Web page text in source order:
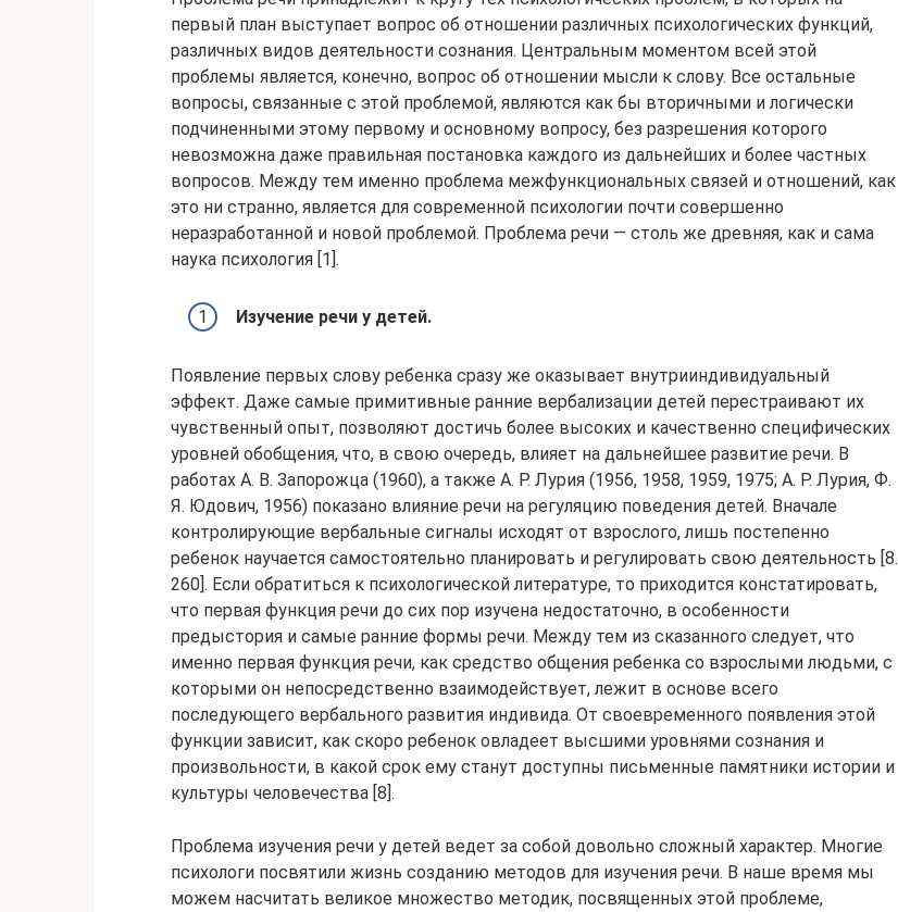
первый план выступает вопрос об отношении различных психологических функций,
различных видов деятельности сознания. Центральным моментом всей этой
проблемы является, конечно, вопрос об отношении мысли к слову. Все остальные
вопросы, связанные с этой проблемой, являются как бы вторичными и логически
подчиненными этому первому и основному вопросу, без разрешения которого
невозможна даже правильная постановка каждого из дальнейших и более частных
вопросов. Между тем именно проблема межфункциональных связей и отношений, как
это ни странно, является для современной психологии почти совершенно
неразработанной и новой проблемой. Проблема речи — столь же древняя, как и сама
наука психология [1].
Изучение речи у детей.
Появление первых слову ребенка сразу же оказывает внутрииндивидуальный
эффект. Даже самые примитивные ранние вербализации детей перестраивают их
чувственный опыт, позволяют достичь более высоких и качественно специфических
уровней обобщения, что, в свою очередь, влияет на дальнейшее развитие речи. В
работах А. В. Запорожца (1960), а также А. Р. Лурия (1956, 1958, 1959, 1975; А. Р. Лурия, Ф.
Я. Юдович, 1956) показано влияние речи на регуляцию поведения детей. Вначале
контролирующие вербальные сигналы исходят от взрослого, лишь постепенно
ребенок научается самостоятельно планировать и регулировать свою деятельность [8.
260]. Если обратиться к психологической литературе, то приходится констатировать,
что первая функция речи до сих пор изучена недостаточно, в особенности
предыстория и самые ранние формы речи. Между тем из сказанного следует, что
именно первая функция речи, как средство общения ребенка со взрослыми людьми, с
которыми он непосредственно взаимодействует, лежит в основе всего
последующего вербального развития индивида. От своевременного появления этой
функции зависит, как скоро ребенок овладеет высшими уровнями сознания и
произвольности, в какой срок ему станут доступны письменные памятники истории и
культуры человечества [8].
Проблема изучения речи у детей ведет за собой довольно сложный характер. Многие
психологи посвятили жизнь созданию методов для изучения речи. В наше время мы
можем насчитать великое множество методик, посвященных этой проблеме,